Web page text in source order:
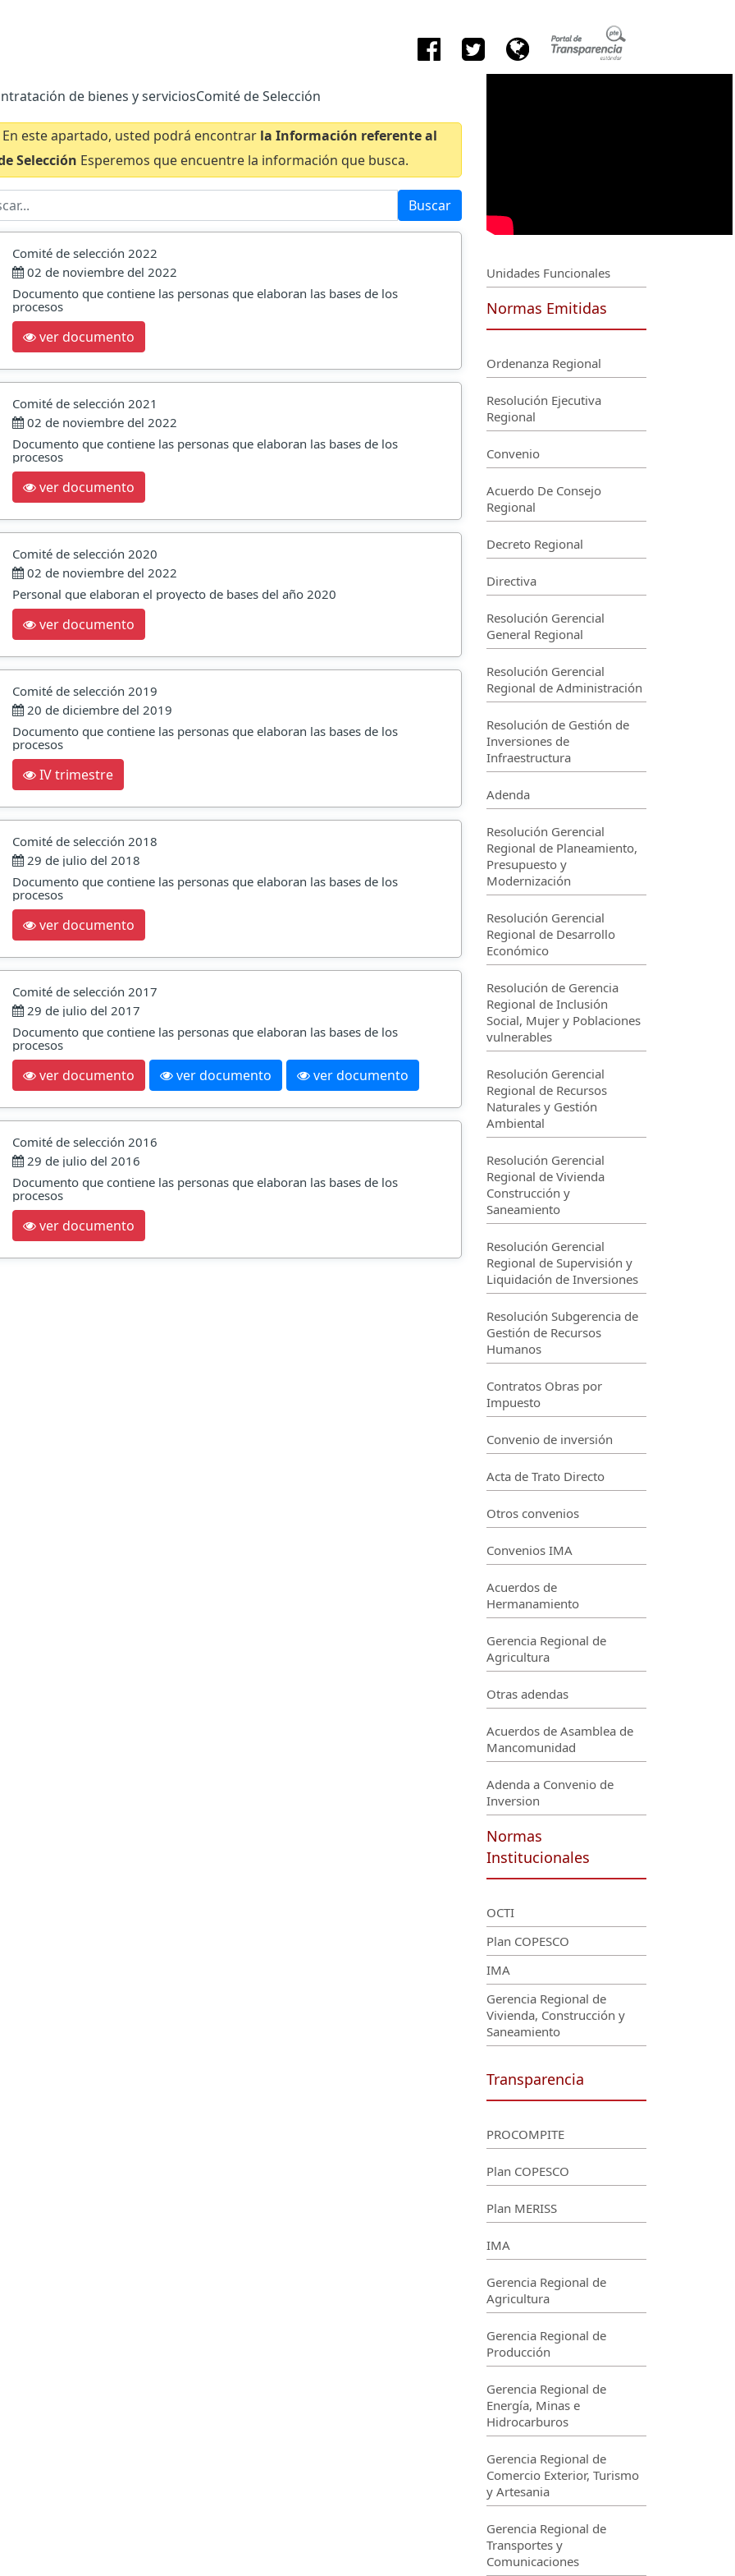
de bienes y serviciosComité de Selección
En este apartado, usted podrá encontrar la Información referente al
Selección Esperemos que encuentre la información que busca.
Buscar
Comité de selección 2022
02 de noviembre del 2022
Documento que contiene las personas que elaboran las bases de los
procesos
ver documento
Comité de selección 2021
02 de noviembre del 2022
Documento que contiene las personas que elaboran las bases de los
procesos
ver documento
Comité de selección 2020
02 de noviembre del 2022
Personal que elaboran el proyecto de bases del año 2020
ver documento
Comité de selección 2019
20 de diciembre del 2019
Documento que contiene las personas que elaboran las bases de los
procesos
IV trimestre
Comité de selección 2018
29 de julio del 2018
Documento que contiene las personas que elaboran las bases de los
procesos
ver documento
Comité de selección 2017
29 de julio del 2017
Documento que contiene las personas que elaboran las bases de los
procesos
ver documento ver documento ver documento
Comité de selección 2016
29 de julio del 2016
Documento que contiene las personas que elaboran las bases de los
procesos
ver documento
Unidades Funcionales
Normas Emitidas
Ordenanza Regional
Resolución Ejecutiva
Regional
Convenio
Acuerdo De Consejo
Regional
Decreto Regional
Directiva
Resolución Gerencial
General Regional
Resolución Gerencial
Regional de Administración
Resolución de Gestión de
Inversiones de
Infraestructura
Adenda
Resolución Gerencial
Regional de Planeamiento,
Presupuesto y
Modernización
Resolución Gerencial
Regional de Desarrollo
Económico
Resolución de Gerencia
Regional de Inclusión
Social, Mujer y Poblaciones
vulnerables
Resolución Gerencial
Regional de Recursos
Naturales y Gestión
Ambiental
Resolución Gerencial
Regional de Vivienda
Construcción y
Saneamiento
Resolución Gerencial
Regional de Supervisión y
Liquidación de Inversiones
Resolución Subgerencia de
Gestión de Recursos
Humanos
Contratos Obras por
Impuesto
Convenio de inversión
Acta de Trato Directo
Otros convenios
Convenios IMA
Acuerdos de
Hermanamiento
Gerencia Regional de
Agricultura
Otras adendas
Acuerdos de Asamblea de
Mancomunidad
Adenda a Convenio de
Inversion
Normas
Institucionales
OCTI
Plan COPESCO
IMA
Gerencia Regional de
Vivienda, Construcción y
Saneamiento
Transparencia
PROCOMPITE
Plan COPESCO
Plan MERISS
IMA
Gerencia Regional de
Agricultura
Gerencia Regional de
Producción
Gerencia Regional de
Energía, Minas e
Hidrocarburos
Gerencia Regional de
Comercio Exterior, Turismo
y Artesania
Gerencia Regional de
Transportes y
Comunicaciones